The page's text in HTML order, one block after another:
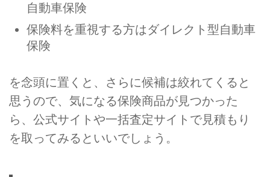
自動車保険
保険料を重視する方はダイレクト型自動車
保険
を念頭に置くと、さらに候補は絞れてくると
思うので、気になる保険商品が見つかった
ら、公式サイトや一括査定サイトで見積もり
を取ってみるといいでしょう。